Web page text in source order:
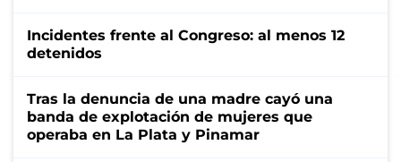
Incidentes frente al Congreso: al menos 12
detenidos
Tras la denuncia de una madre cayó una
banda de explotación de mujeres que
operaba en La Plata y Pinamar